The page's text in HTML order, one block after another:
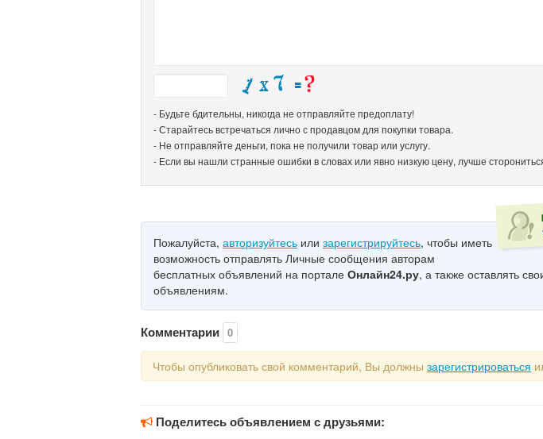
- Будьте бдительны, никогда не отправляйте предоплату!
- Старайтесь встречаться лично с продавцом для покупки товара.
- Не отправляйте деньги, пока не получили товар или услугу.
- Если вы нашли странные ошибки в словах или явно низкую цену, лучше
Пожалуйста, авторизуйтесь или зарегистрируйтесь, чтобы иметь
возможность отправлять Личные сообщения авторам
бесплатных объявлений на портале Онлайн24.ру, а также оставлять
объявлениям.
Комментарии 0
Чтобы опубликовать свой комментарий, Вы должны зарегистрироваться
Поделитесь объявлением с друзьями: